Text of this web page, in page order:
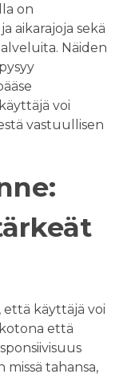
on
aikarajoja sekä
Näiden
voi
vastuullisen
käyttäjä voi
että
tahansa,